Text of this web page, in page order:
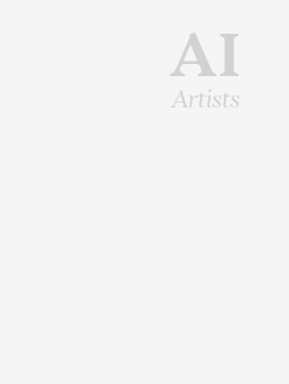
AI
Artists